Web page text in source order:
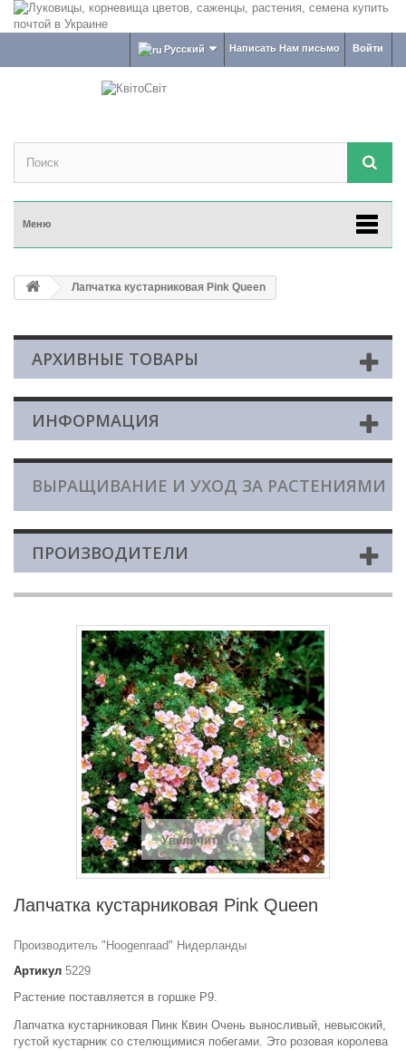
Войти
Написать Нам письмо
Русский
Меню
Лапчатка кустарниковая Pink Queen
АРХИВНЫЕ ТОВАРЫ
ИНФОРМАЦИЯ
ВЫРАЩИВАНИЕ И УХОД ЗА РАСТЕНИЯМИ
ПРОИЗВОДИТЕЛИ
Увеличить
Лапчатка кустарниковая Pink Queen
Производитель "Hoogenraad" Нидерланды
Артикул 5229
Растение поставляется в горшке Р9.
Лапчатка кустарниковая Пинк Квин Очень выносливый, невысокий,
густой кустарник со стелющимися побегами. Это розовая королева